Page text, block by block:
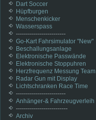
Dart Soccer
Hüpfburgen
Menschenkicker
Wasserspass
-------------------------
Go-Kart Fahrsimulator "New"
Beschallungsanlage
Elektronische Passwände
Elektronische Stoppuhren
Herzfrequenz Messung Team
Radar Gun mit Display
Lichtschranken Race Time
-------------------------
Anhänger-& Fahrzeugverleih
--------------------------
Archiv